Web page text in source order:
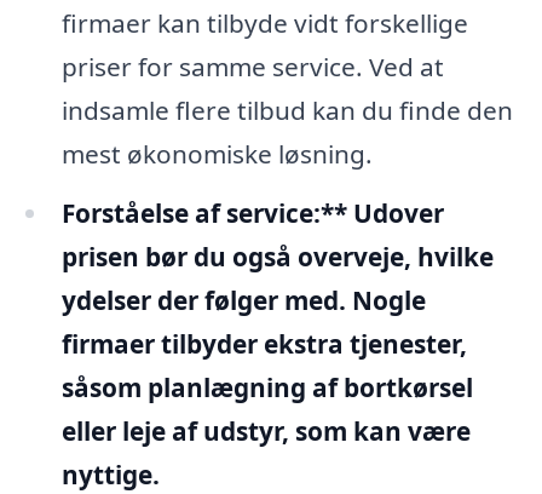
firmaer kan tilbyde vidt forskellige
priser for samme service. Ved at
indsamle flere tilbud kan du finde den
mest økonomiske løsning.
Forståelse af service:** Udover
prisen bør du også overveje, hvilke
ydelser der følger med. Nogle
firmaer tilbyder ekstra tjenester,
såsom planlægning af bortkørsel
eller leje af udstyr, som kan være
nyttige.